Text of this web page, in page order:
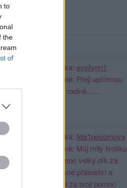
to
the
of
přátelé
Kamarádka: evellynn1
Říká o mně: Přeji upřímnou
soustrast rodině.......
Kamarádka: lida1pesornova
Říká o mně: Můj mily Ivošku
nejdříve moc velky dík za
naše krásné přátelství a
dlouholeté za tvoji pomoc